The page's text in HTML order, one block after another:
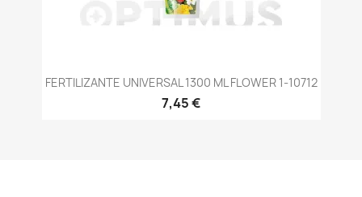
FERTILIZANTE UNIVERSAL 1300 ML FLOWER 1-10712
7,45 €